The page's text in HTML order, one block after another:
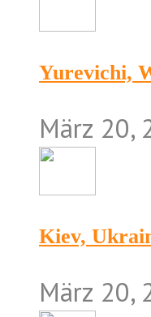
Yurevichi,
März 20,
Kiev,
März 20,